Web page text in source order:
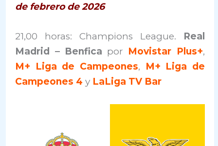
de febrero de 2026
21,00 horas: Champions League. Real
Madrid – Benfica por Movistar Plus+,
M+ Liga de Campeones,
M+ Liga de
Campeones 4 y LaLiga TV Bar